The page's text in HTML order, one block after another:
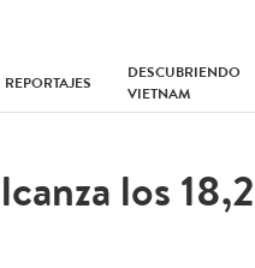
REPORTAJES
DESCUBRIENDO
VIETNAM
los